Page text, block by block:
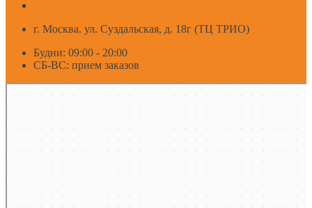
г. Москва. ул. Суздальская, д. 18г (ТЦ ТРИО)
Будни: 09:00 - 20:00
СБ-ВС: прием заказов